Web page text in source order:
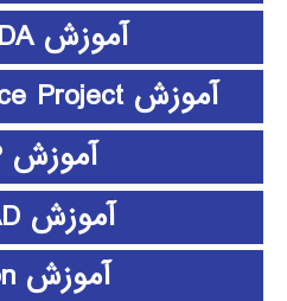
آموزش MAXQDA
آموزش Microsoft Office Project
آموزش PHP
آموزش PSCAD
آموزش python